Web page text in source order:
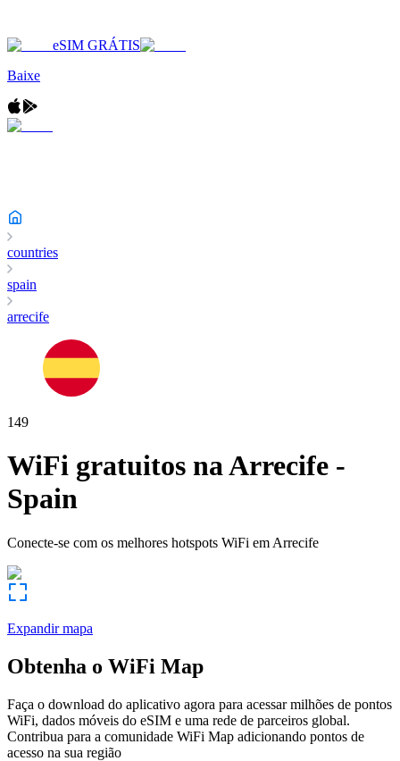
eSIM GRÁTIS
Baixe
countries
spain
arrecife
149
WiFi gratuitos naArrecife -
Spain
Conecte-se com os melhores hotspots WiFi em Arrecife
Expandir mapa
Obtenha o WiFi Map
Faça o download do aplicativo agora para acessar milhões de pontos
WiFi, dados móveis do eSIM e uma rede de parceiros global.
Contribua para a comunidade WiFi Map adicionando pontos de
acesso na sua região